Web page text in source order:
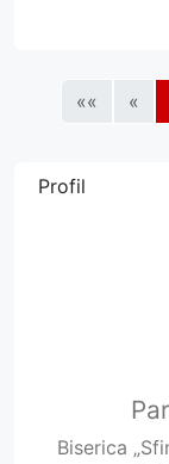
«« «
Profil
Biserica